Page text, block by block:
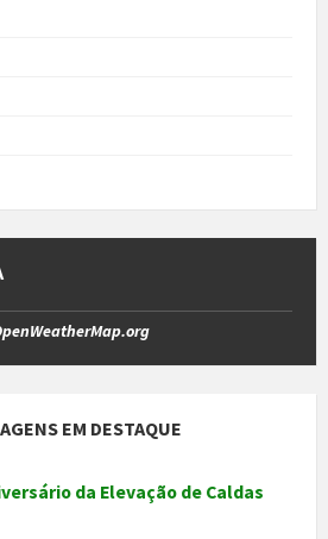
EM DESTAQUE
da Elevação de Caldas